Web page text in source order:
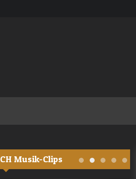
CH Musik-Clips